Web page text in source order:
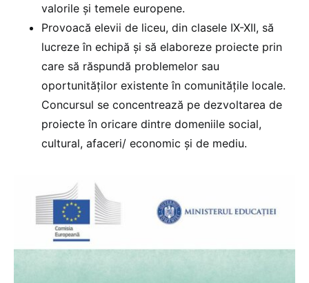
valorile și temele europene.
Provoacă elevii de liceu, din clasele IX-XII, să
lucreze în echipă și să elaboreze proiecte prin
care să răspundă problemelor sau
oportunităților existente în comunitățile locale.
Concursul se concentrează pe dezvoltarea de
proiecte în oricare dintre domeniile social,
cultural, afaceri/ economic și de mediu.